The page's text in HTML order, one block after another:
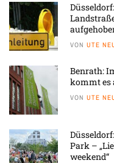
VON UTE
Benrath:
kommt es
VON UTE
Park –
weekend“